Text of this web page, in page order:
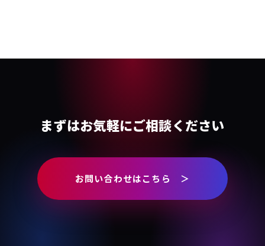
まずはお気軽にご相談ください
お問い合わせはこちら ＞